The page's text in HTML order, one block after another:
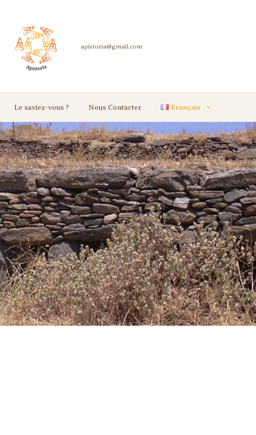
Le saviez-vous ? Nous Contacter Français